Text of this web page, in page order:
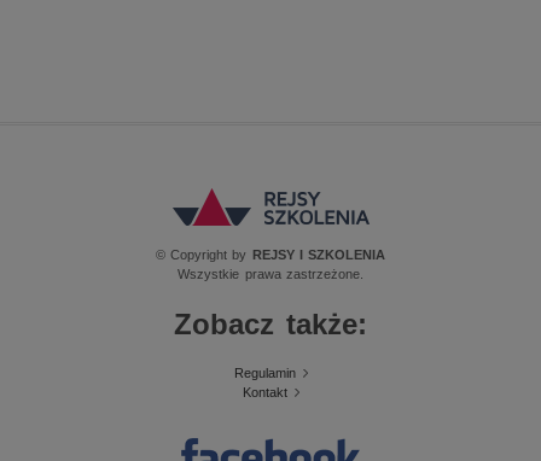
© Copyright by REJSY I SZKOLENIA
Wszystkie prawa zastrzeżone.
Zobacz także:
Regulamin
Kontakt